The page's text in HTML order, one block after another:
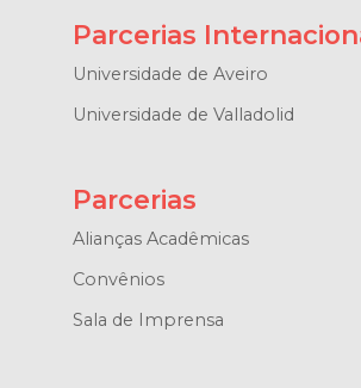
Parcerias
Universidade de Aveiro
Universidade de Valladolid
Parcerias
Alianças Acadêmicas
Convênios
Sala de Imprensa